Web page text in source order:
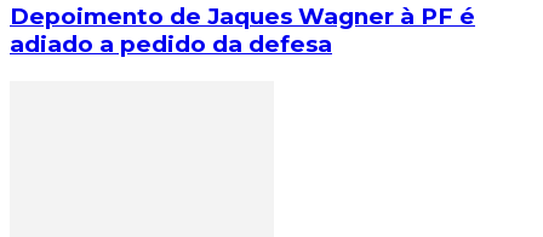
Depoimento de Jaques Wagner à PF é
adiado a pedido da defesa